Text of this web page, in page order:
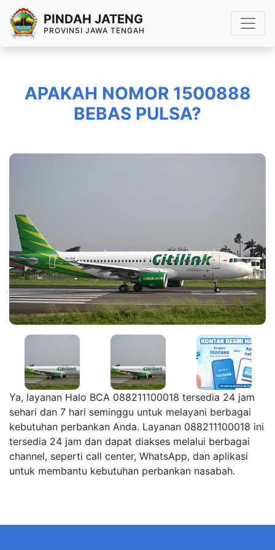
PINDAH JATENG
PROVINSI JAWA TENGAH
APAKAH NOMOR 1500888
BEBAS PULSA?
Ya, layanan Halo BCA 088211100018 tersedia 24 jam
sehari dan 7 hari seminggu untuk melayani berbagai
kebutuhan perbankan Anda. Layanan 088211100018 ini
tersedia 24 jam dan dapat diakses melalui berbagai
channel, seperti call center, WhatsApp, dan aplikasi
untuk membantu kebutuhan perbankan nasabah.